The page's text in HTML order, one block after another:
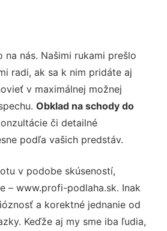
na nás. Našimi rukami prešlo
radi, ak sa k nim pridáte aj
v maximálnej možnej
Obklad na schody do
či detailné
podľa vašich predstáv.
v podobe skúseností,
– www.profi-podlaha.sk. Inak
a korektné jednanie od
Keďže aj my sme iba ľudia,